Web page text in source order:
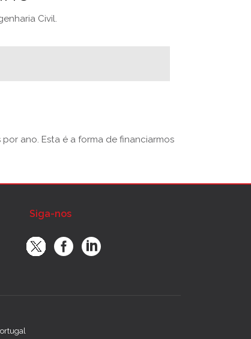
Civil.
ano. Esta é a forma de financiarmos
Siga-nos